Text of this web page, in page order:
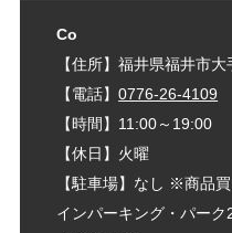
Co
【住所】福井県福井市
【電話】0776-26-4109
【時間】11:00～19:00
【休日】火曜
【駐車場】なし ※商品
インパーキング・パー